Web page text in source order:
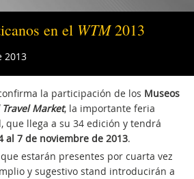
en el WTM2013
2013
la participación de los Museos
Market, la importante feria
llega a su 34 edición y tendrá
al 7 de noviembre de 2013.
estarán presentes por cuarta vez
y sugestivo stand introducirán a